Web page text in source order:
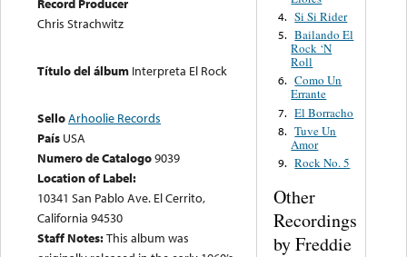
Record Producer
Chris Strachwitz
Título del álbum Interpreta El Rock
SelloArhoolie Records
País USA
Numero de Catalogo9039
Location of Label:
10341 San Pablo Ave. El Cerrito,
California 94530
Staff Notes:This album was
4. Si Si Rider
5. Bailando El
Rock ‘N
Roll
6. Como Un
Errante
7. El Borracho
8. Tuve Un
Amor
9. Rock No. 5
Other
Recordings
by Freddie